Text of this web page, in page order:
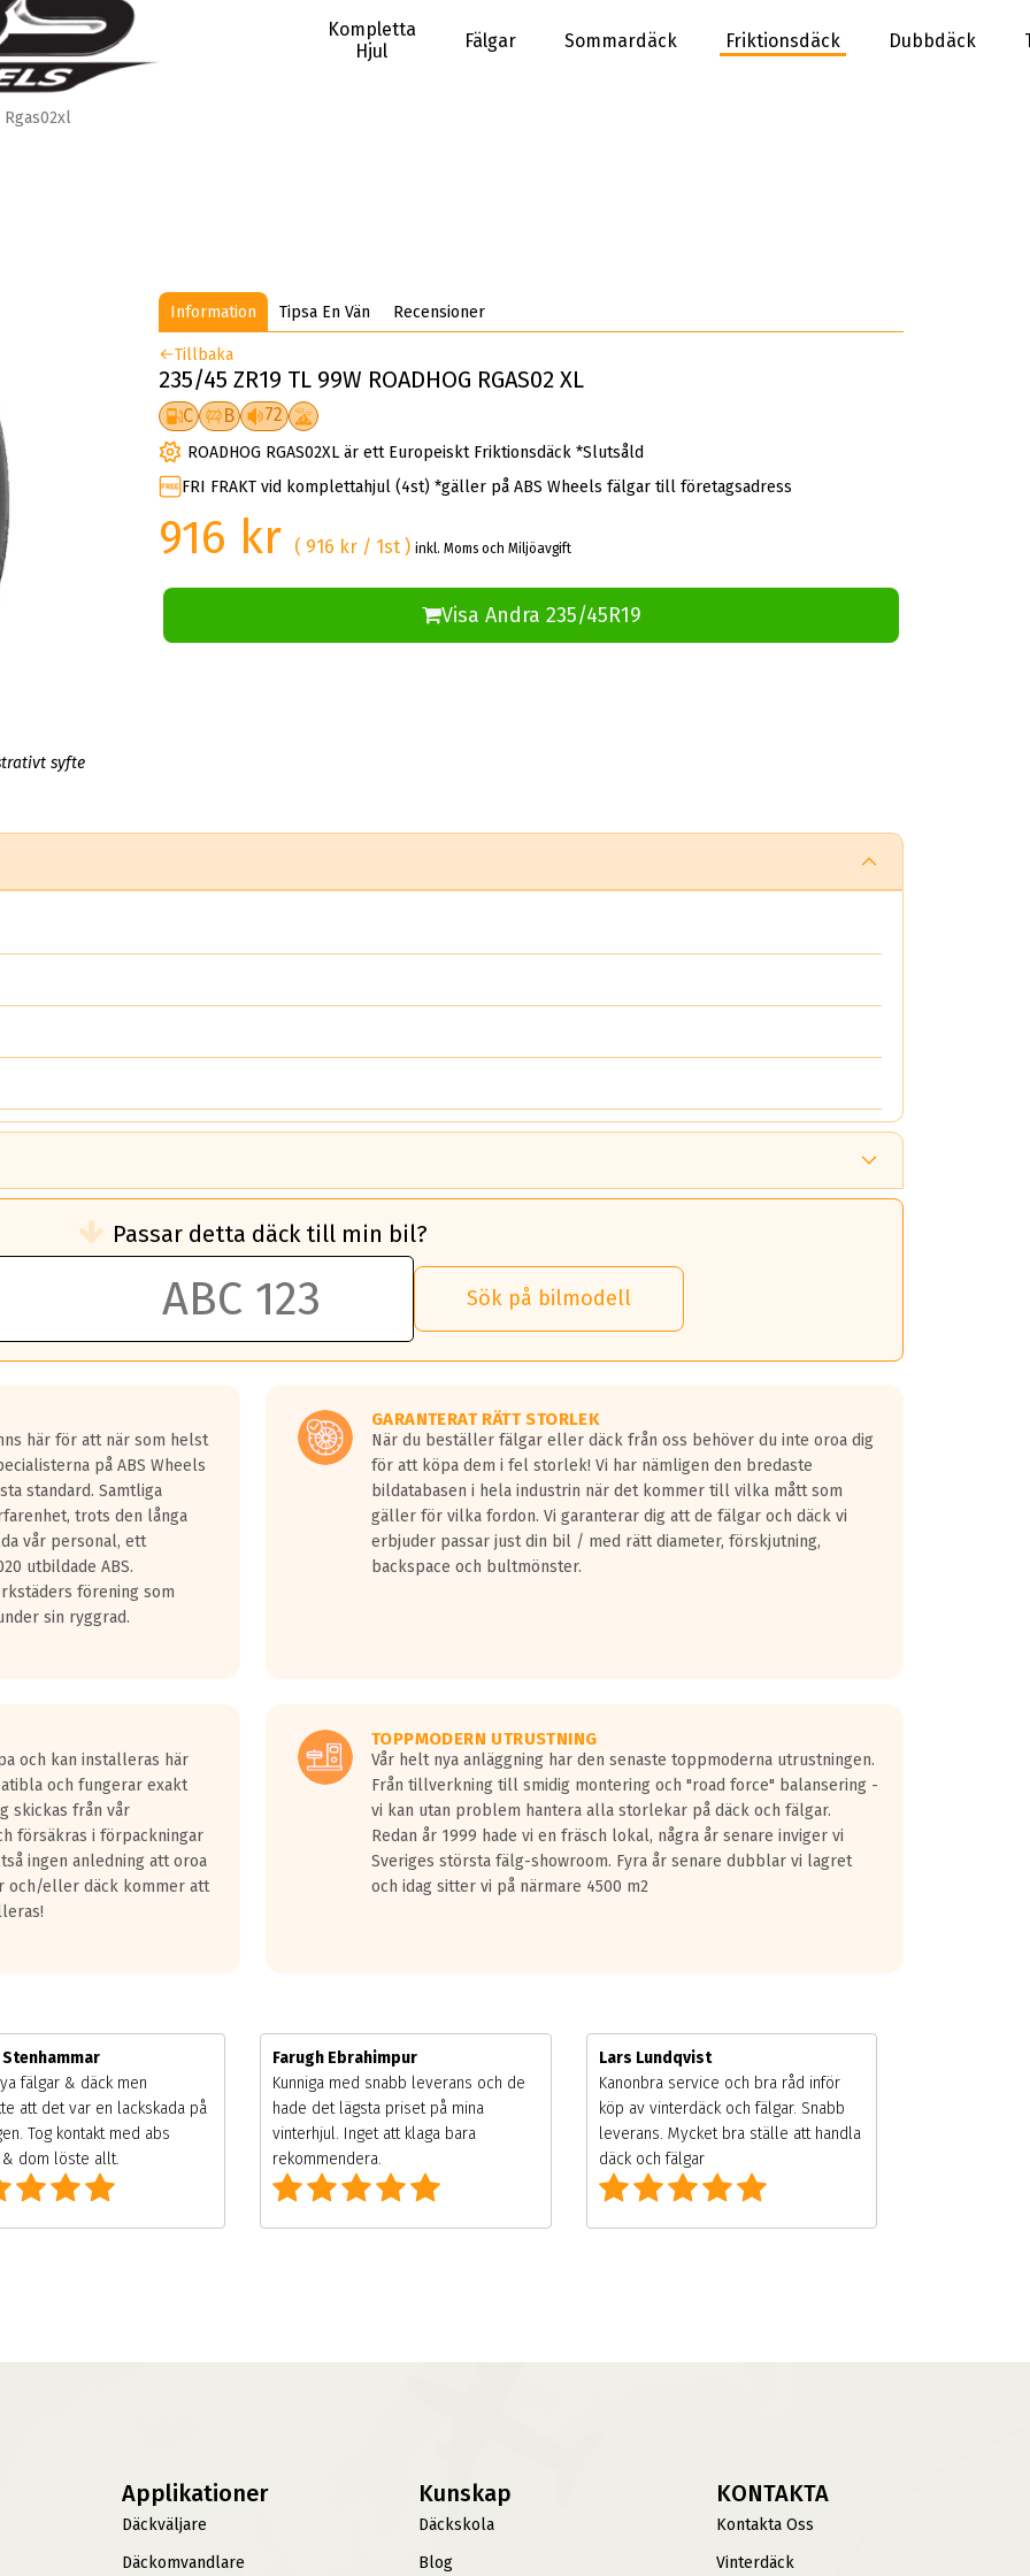
Kompletta
Hjul
Fälgar Sommardäck Friktionsdäck Dubbdäck
Rgas02xl
syfte
Information Tipsa En Vän Recensioner
Tillbaka
235/45 ZR19 TL 99W ROADHOG RGAS02 XL
C B 72
ROADHOG RGAS02XL är ett Europeiskt Friktionsdäck *Slutsåld
FRI FRAKT vid komplettahjul (4st) *gäller på ABS Wheels fälgar till företagsadress
916 kr ( 916 kr / 1st )inkl. Moms och Miljöavgift
Visa Andra 235/45R19
än ett klass G däck.
50 liter bränsle med ett klass A däck gentemot ett klass G däck.
vilken rutt du kör, samt vilken körstil du använder.
lastbilar.
på en väg där det ligger 0.5-1.5 mm vatten.
fyra billängder( ca 18meter) mellan däck med betyg A gentemot
överträffa motorljudet.
ett däck med vågar. Hög bullernivå markeras med svarta vågor
kraven som finns i dagsläget, men är inte längre tillåtna enligt nya
Passar detta däck till min bil?
Sök på bilmodell
här för att när som helst
på ABS Wheels
standard. Samtliga
trots den långa
vår personal, ett
utbildade ABS.
förening som
sin ryggrad.
GARANTERAT RÄTT STORLEK
När du beställer fälgar eller däck från oss behöver du inte oroa dig
för att köpa dem i fel storlek! Vi har nämligen den bredaste
bildatabasen i hela industrin när det kommer till vilka mått som
gäller för vilka fordon. Vi garanterar dig att de fälgar och däck vi
erbjuder passar just din bil / med rätt diameter, förskjutning,
backspace och bultmönster.
och kan installeras här
och fungerar exakt
skickas från vår
försäkras i förpackningar
ingen anledning att oroa
och/eller däck kommer att
TOPPMODERN UTRUSTNING
Vår helt nya anläggning har den senaste toppmoderna utrustningen.
Från tillverkning till smidig montering och "road force" balansering -
vi kan utan problem hantera alla storlekar på däck och fälgar.
Redan år 1999 hade vi en fräsch lokal, några år senare inviger vi
Sveriges största fälg-showroom. Fyra år senare dubblar vi lagret
och idag sitter vi på närmare 4500 m2
Stenhammar
fälgar & däck men
att det var en lackskada på
Tog kontakt med abs
dom löste allt.
Farugh Ebrahimpur
Kunniga med snabb leverans och de
hade det lägsta priset på mina
vinterhjul. Inget att klaga bara
rekommendera.
Lars Lundqvist
Kanonbra service och bra råd inför
köp av vinterdäck och fälgar. Snabb
leverans. Mycket bra ställe att handla
däck och fälgar
Applikationer
Däckväljare
Däckomvandlare
Kunskap
Däckskola
Blog
KONTAKTA
Kontakta Oss
Vinterdäck